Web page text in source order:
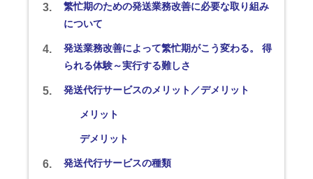
繁忙期のための発送業務改善に必要な取り組み
について
発送業務改善によって繁忙期がこう変わる。 得
られる体験～実行する難しさ
発送代行サービスのメリット／デメリット
メリット
デメリット
発送代行サービスの種類